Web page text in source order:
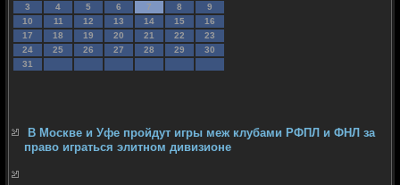
3
4 5 6 7 8
9
10
11 12 13 14 15
16
17
18 19 20 21 22
23
24
25 26 27 28 29
30
31
В Москве и Уфе пройдут игры меж клубами РФПЛ и ФНЛ за
право играться элитном дивизионе